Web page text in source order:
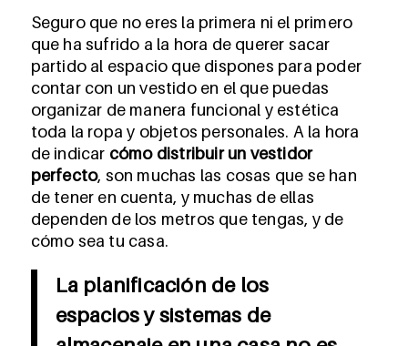
Seguro que no eres la primera ni el primero
que ha sufrido a la hora de querer sacar
partido al espacio que dispones para poder
contar con un vestido en el que puedas
organizar de manera funcional y estética
toda la ropa y objetos personales. A la hora
de indicar cómo distribuir un vestidor
perfecto, son muchas las cosas que se han
de tener en cuenta, y muchas de ellas
dependen de los metros que tengas, y de
cómo sea tu casa.
La planificación de los
espacios y sistemas de